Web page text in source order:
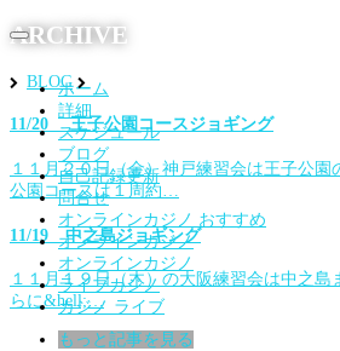
Toggle
ホーム
詳細
スケジュール
ブログ
自己記録更新
問合せ
オンラインカジノ おすすめ
オンラインカジノ
オンラインカジノ
ライブカジノ
カジノ ライブ
ARCHIVE
BLOG
11/20 王子公園コースジョギング
１１月２０日（金）神戸練習会は王子公園
公園コースは１周約…
11/19 中之島ジョギング
１１月１９日（木）の大阪練習会は中之島
らに&hell;…
もっと記事を見る